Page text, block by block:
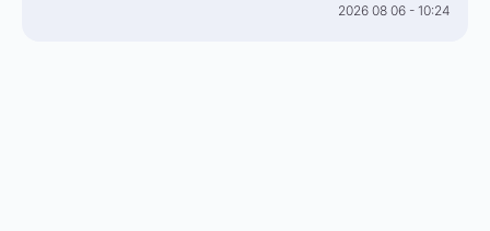
2026 08 06 - 10:24